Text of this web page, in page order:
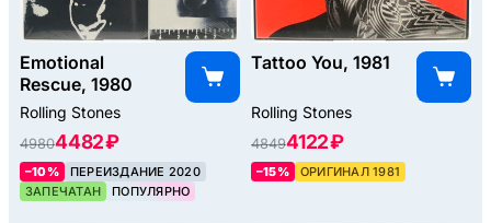
Emotional
Rescue, 1980
Rolling Stones
49804482 ₽
–10%
ПЕРЕИЗДАНИЕ 2020
ЗАПЕЧАТАН
ПОПУЛЯРНО
Tattoo You, 1981
Rolling Stones
48494122 ₽
–15% ОРИГИНАЛ 1981